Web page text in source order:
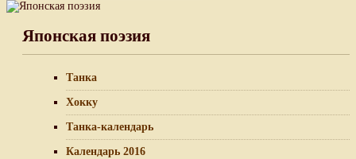
Японская поэзия
Танка
Хокку
Танка-календарь
Календарь 2016